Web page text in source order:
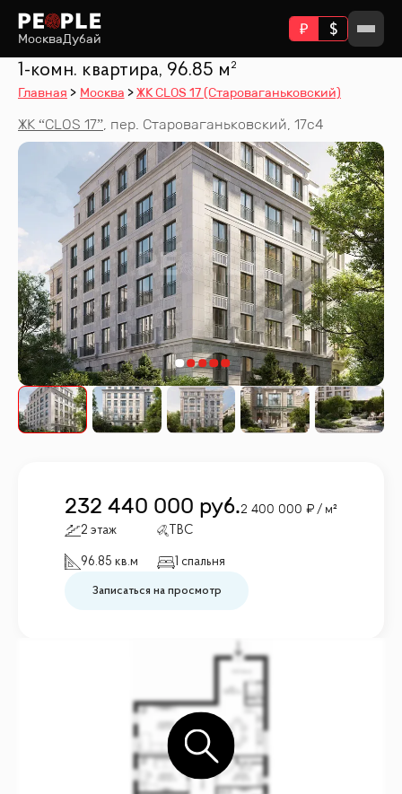
МоскваДубай
1-комн. квартира, 96.85 м²
Главная Москва ЖК CLOS 17 (Староваганьковский)
ЖК “CLOS 17”, пер. Староваганьковский, 17с4
232 440 000 руб.2 400 000 / м²
2 этаж TBC
96.85 кв.м 1 спальня
Записаться на просмотр